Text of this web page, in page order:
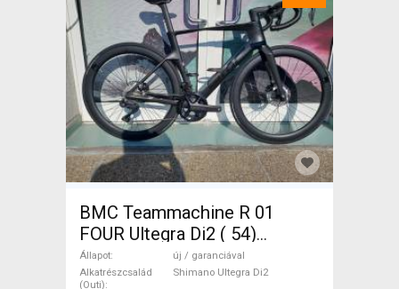
BMC Teammachine R 01
FOUR Ultegra Di2 ( 54)
Országúti Shimano Ultegra
Di2 tárcsafék új / garanciával
Állapot
új / garanciával
Alkatrészcsalád
(Outi)
Shimano Ultegra Di2